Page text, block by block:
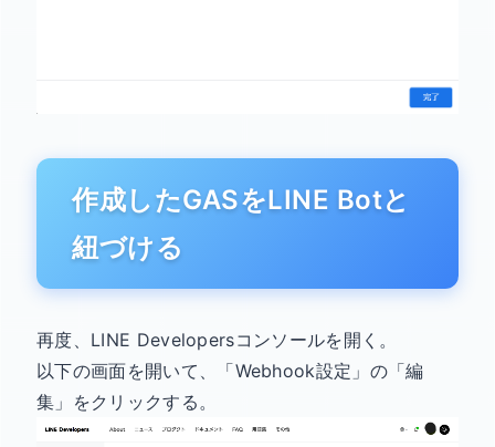
作成したGASをLINE Botと
紐づける
再度、LINE Developersコンソールを開く。
以下の画面を開いて、「Webhook設定」の「編
集」をクリックする。